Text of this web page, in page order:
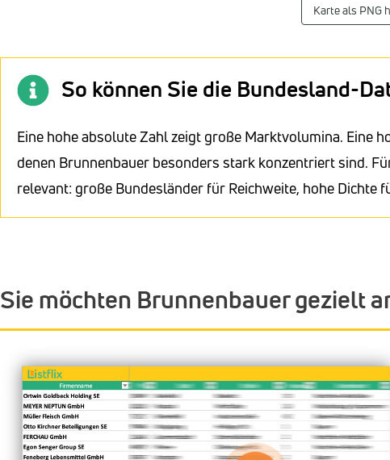
Karte als PNG
So können Sie die Bundesland-
Eine hohe absolute Zahl zeigt große Marktvolumina. Eine
denen Brunnenbauer besonders stark konzentriert sind.
relevant: große Bundesländer für Reichweite, hohe Dichte
Sie möchten Brunnenbauer gezielt